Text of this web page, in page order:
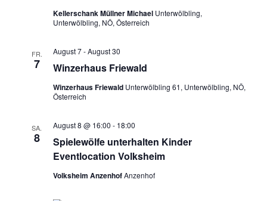
Kellerschank Müllner Michael Unterwölbling,
Unterwölbling, NÖ, Österreich
FR.
7 Winzerhaus Friewald
August 7-August 30
Winzerhaus Friewald Unterwölbling 61, Unterwölbling, NÖ,
Österreich
SA.
8
Spielewölfe unterhalten Kinder
Eventlocation Volksheim
August 8 @ 16:00 - 18:00
Volksheim AnzenhofAnzenhof